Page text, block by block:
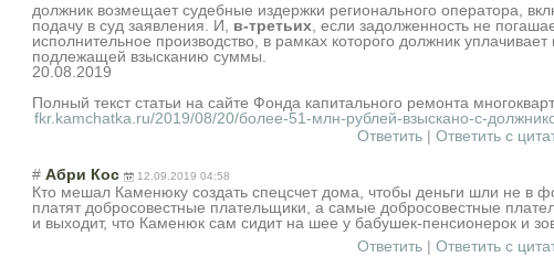
должник возмещает судебные издержки регионального оператора,
подачу в суд заявления. И, в-третьих , если задолженность не
исполнительное производство, в рамках которого должник
подлежащей взысканию суммы.
20.08.2019
Полный текст статьи на сайте Фонда капитального ремонта
fkr.kamchatka.ru/2019/08/20/более-51-млн-рублей-взыскано-с-
Ответить| Ответить с
# Абри Кос 12.09.2019 04:58
Кто мешал Каменюку создать спецсчет дома, чтобы деньги шли не в
платят добросовестные плательщики, а самые добросовестные
и выходит, что Каменюк сам сидит на шее у бабушек-пенсионерок и
Ответить| Ответить с